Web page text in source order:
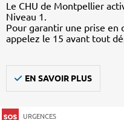
Le CHU de Montpellier
Niveau 1.
Pour garantir une prise en
appelez le 15 avant tout
EN SAVOIR PLUS
URGENCES